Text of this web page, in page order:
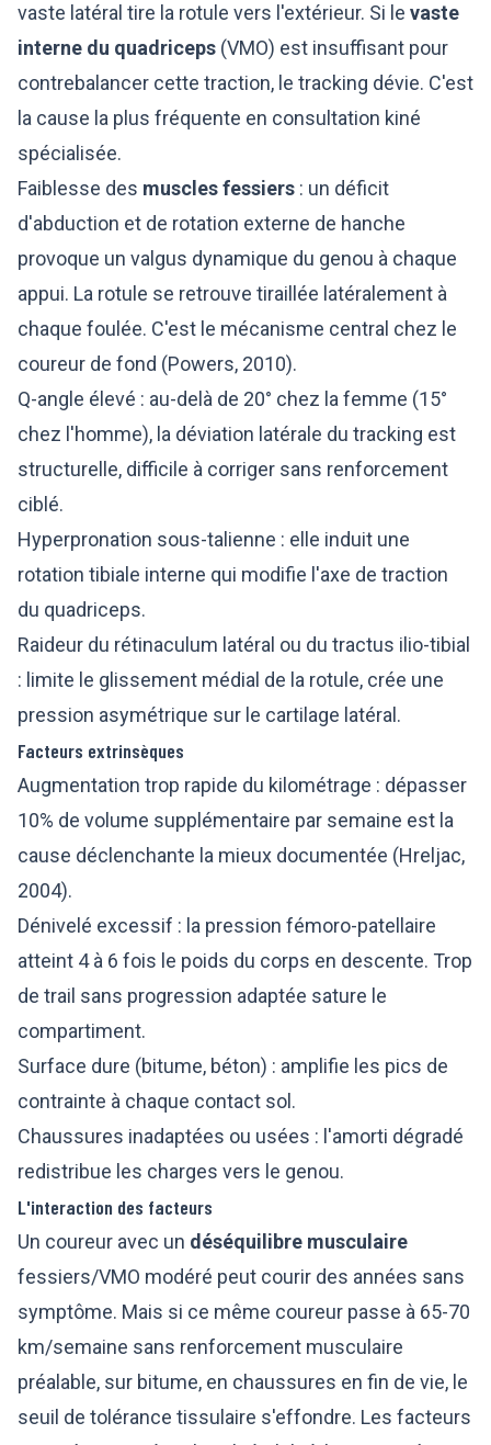
vaste latéral tire la rotule vers l'extérieur. Si le vaste
interne du quadriceps (VMO) est insuffisant pour
contrebalancer cette traction, le tracking dévie. C'est
la cause la plus fréquente en consultation kiné
spécialisée.
Faiblesse des muscles fessiers : un déficit
d'abduction et de rotation externe de hanche
provoque un valgus dynamique du genou à chaque
appui. La rotule se retrouve tiraillée latéralement à
chaque foulée. C'est le mécanisme central chez le
coureur de fond (Powers, 2010).
Q-angle élevé : au-delà de 20° chez la femme (15°
chez l'homme), la déviation latérale du tracking est
structurelle, difficile à corriger sans renforcement
ciblé.
Hyperpronation sous-talienne : elle induit une
rotation tibiale interne qui modifie l'axe de traction
du quadriceps.
Raideur du rétinaculum latéral ou du tractus ilio-tibial
: limite le glissement médial de la rotule, crée une
pression asymétrique sur le cartilage latéral.
Facteurs extrinsèques
Augmentation trop rapide du kilométrage : dépasser
10% de volume supplémentaire par semaine est la
cause déclenchante la mieux documentée (Hreljac,
2004).
Dénivelé excessif : la pression fémoro-patellaire
atteint 4 à 6 fois le poids du corps en descente. Trop
de trail sans progression adaptée sature le
compartiment.
Surface dure (bitume, béton) : amplifie les pics de
contrainte à chaque contact sol.
Chaussures inadaptées ou usées : l'amorti dégradé
redistribue les charges vers le genou.
L'interaction des facteurs
Un coureur avec un déséquilibre musculaire
fessiers/VMO modéré peut courir des années sans
symptôme. Mais si ce même coureur passe à 65-70
km/semaine sans renforcement musculaire
préalable, sur bitume, en chaussures en fin de vie, le
seuil de tolérance tissulaire s'effondre. Les facteurs